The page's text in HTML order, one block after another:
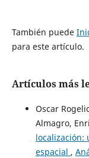
También puede
para este artículo.
Artículos más
Oscar
Almagro,
localización:
espacial ,